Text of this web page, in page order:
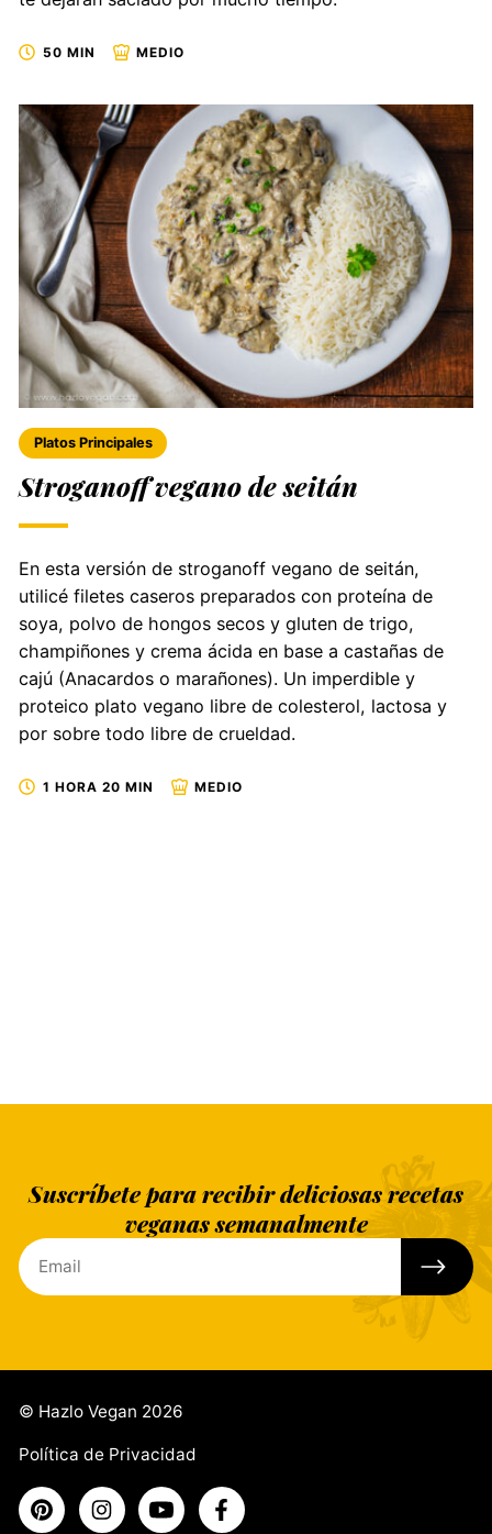
50 MIN MEDIO
Platos Principales
Stroganoff vegano de seitán
En esta versión de stroganoff vegano de seitán,
utilicé filetes caseros preparados con proteína de
soya, polvo de hongos secos y gluten de trigo,
champiñones y crema ácida en base a castañas de
cajú (Anacardos o marañones). Un imperdible y
proteico plato vegano libre de colesterol, lactosa y
por sobre todo libre de crueldad.
1 HORA 20 MIN MEDIO
Suscríbete para recibir deliciosas recetas
veganas semanalmente
© Hazlo Vegan 2026
Política de Privacidad